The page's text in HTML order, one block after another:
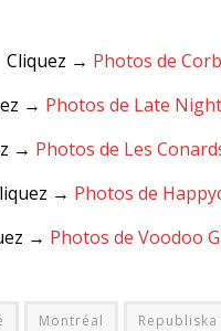
Cliquez → Photos de
→ Photos de Late
→ Photos de Les
→ Photos de
→ Photos de Voodoo
Montréal